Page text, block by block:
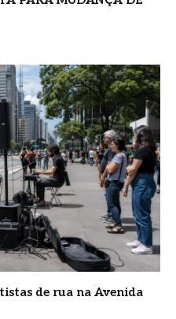
de rua na Avenida